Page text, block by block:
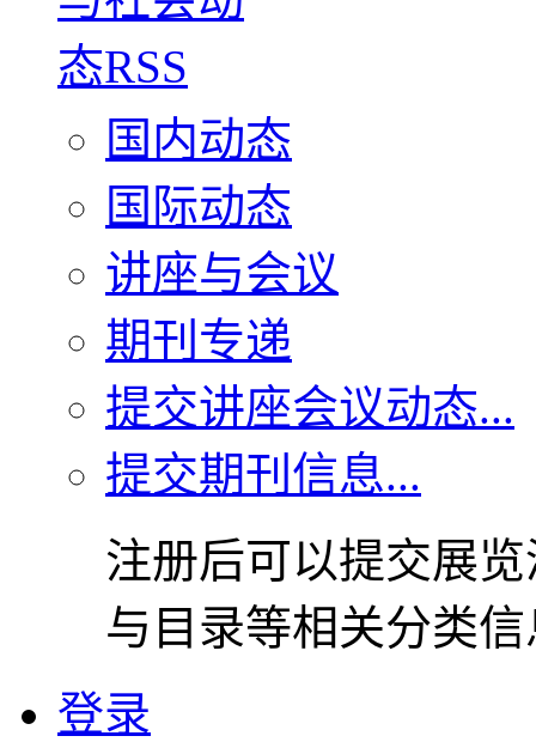
国内动态
国际动态
讲座与会议
期刊专递
提交讲座会议动态...
提交期刊信息...
注册后可以提交展
与目录等相关分类
登录